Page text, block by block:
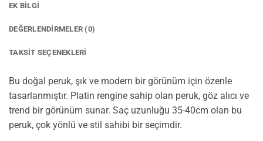
EK BILGI
DEĞERLENDIRMELER (0)
TAKSIT SEÇENEKLERI
Bu doğal peruk, şık ve modern bir görünüm için özenle
tasarlanmıştır. Platin rengine sahip olan peruk, göz alıcı ve
trend bir görünüm sunar. Saç uzunluğu 35-40cm olan bu
peruk, çok yönlü ve stil sahibi bir seçimdir.